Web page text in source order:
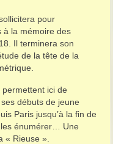
pour
à la mémoire des
Il terminera son
de la tête de la
ici de
débuts de jeune
Paris jusqu’à la fin de
énumérer… Une
« Rieuse ».